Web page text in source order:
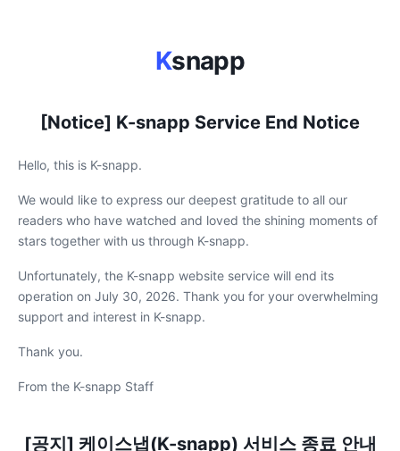
Ksnapp
[Notice] K-snapp Service End Notice
Hello, this is K-snapp.
We would like to express our deepest gratitude to all our
readers who have watched and loved the shining moments of
stars together with us through K-snapp.
Unfortunately, the K-snapp website service will end its
operation on July 30, 2026. Thank you for your overwhelming
support and interest in K-snapp.
Thank you.
From the K-snapp Staff
[공지] 케이스냅(K-snapp) 서비스 종료 안내